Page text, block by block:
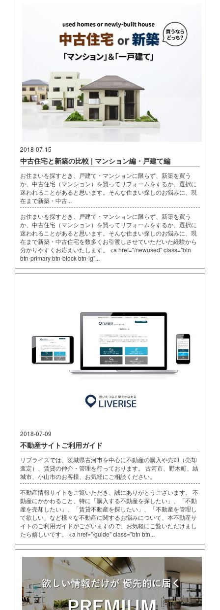
2018-07-15
中古住宅と新築の比較 | マンション編・戸建て編
お住まいを探すとき、戸建て・マンションに限らず、新築を買う
か、中古住宅（マンション）を買ってリフォームをするか、選択に
迷われることがあると思います。そんな住まい探しのお悩みに、現
在まで新築・中古...
お住まいを探すとき、戸建て・マンションに限らず、新築を買う
か、中古住宅（マンション）を買ってリフォームをするか、選択に
迷われることがあると思います。そんな住まい探しのお悩みに、現
在まで新築・中古住宅を数多くお引渡しさせていただいた経験から
分かりやすくお応えいたします。 <a href="/newused" class="btn
btn-primary btn-block btn-lg"...
2018-07-09
不動産サイトご利用ガイド
リブライズでは、茨城県古河市を中心に不動産の購入や売却（売却
査定）、賃貸の仲介・管理を行っております。 古河市、野木町、結
城市、小山市のお客様、お気軽にご相談ください。
不動産情報サイトをご覧いただき、誠にありがとうございます。 不
動産にかかわること、特に「購入する不動産を探したい」、「不動
産を売却したい」、「賃貸不動産を探したい」、「不動産を管理し
て欲しい」など様々な不動産に関するお悩みについて、本不動産サ
イトのご利用ガイドがございますので、お気軽にご覧いただけまし
たら嬉しいです。 <a href="/guide" class="btn btn...